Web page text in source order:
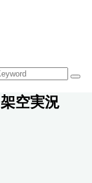
架空実況